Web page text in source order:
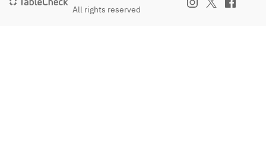
All rights reserved